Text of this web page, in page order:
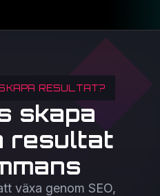
RESULTAT?
skapa
resultat
växa genom SEO,